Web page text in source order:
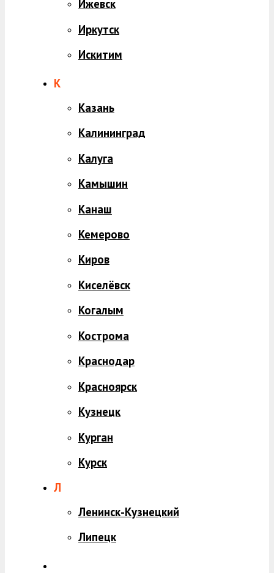
Ижевск
Иркутск
Искитим
К
Казань
Калининград
Калуга
Камышин
Канаш
Кемерово
Киров
Киселёвск
Когалым
Кострома
Краснодар
Красноярск
Кузнецк
Курган
Курск
Л
Ленинск-Кузнецкий
Липецк